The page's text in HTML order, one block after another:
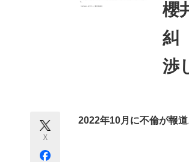
ITエンジニア向け専門サイト
櫻
糾
渉
X
2022年10月に不倫が報道